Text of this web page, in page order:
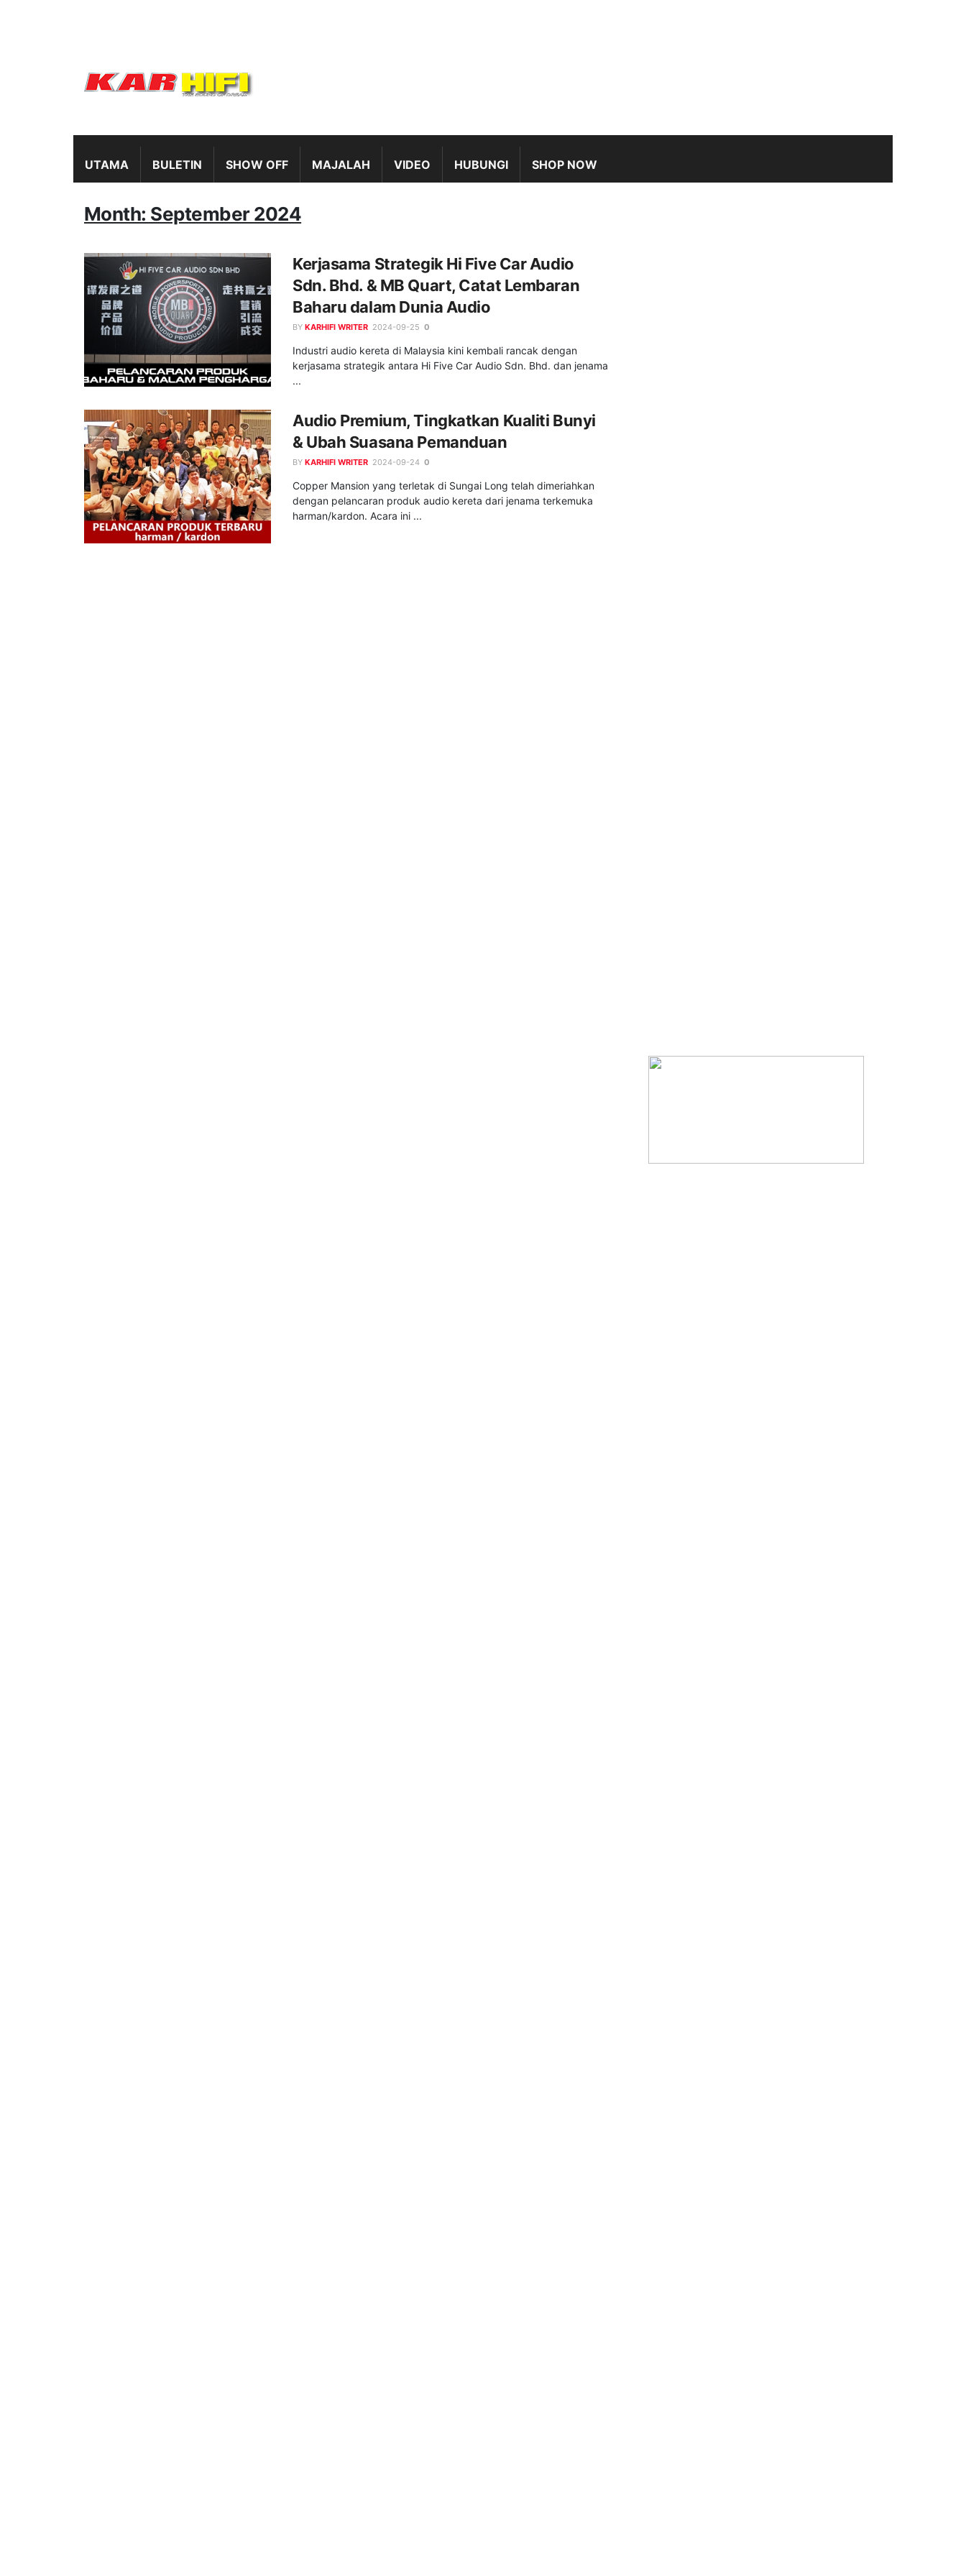
UTAMA BULETIN SHOW OFF MAJALAH VIDEO HUBUNGI SHOP NOW
Month: September 2024
Kerjasama Strategik Hi Five Car Audio
Sdn. Bhd. & MB Quart, Catat Lembaran
Baharu dalam Dunia Audio
BY KARHIFI WRITER 2024-09-25 0
Industri audio kereta di Malaysia kini kembali rancak dengan
kerjasama strategik antara Hi Five Car Audio Sdn. Bhd. dan jenama
...
Audio Premium, Tingkatkan Kualiti Bunyi
& Ubah Suasana Pemanduan
BY KARHIFI WRITER 2024-09-24 0
Copper Mansion yang terletak di Sungai Long telah dimeriahkan
dengan pelancaran produk audio kereta dari jenama terkemuka
harman/kardon. Acara ini ...